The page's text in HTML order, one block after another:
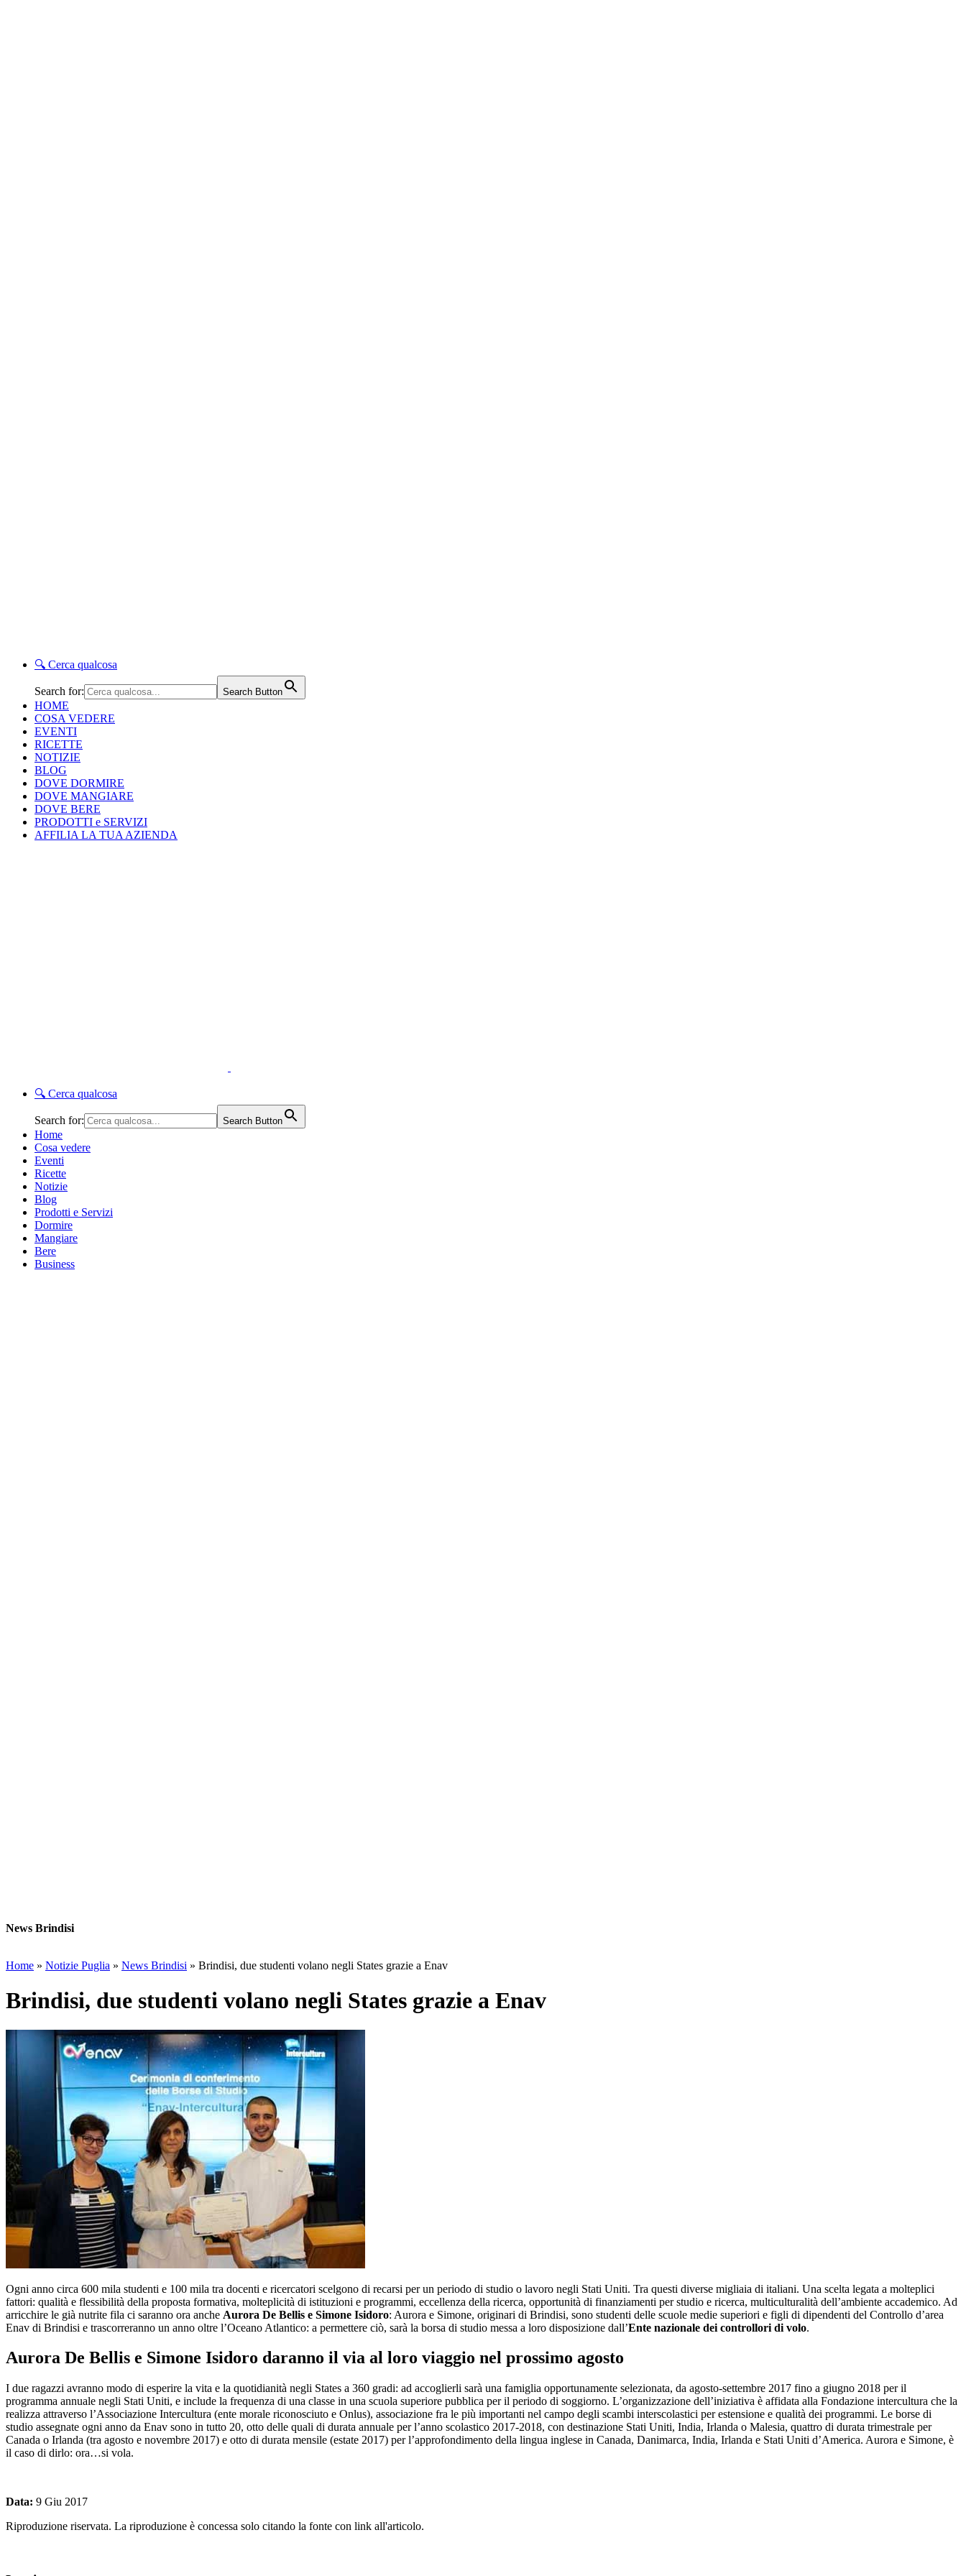
🔍 Cerca qualcosa
Search for: Search Button
HOME
COSA VEDERE
EVENTI
RICETTE
NOTIZIE
BLOG
DOVE DORMIRE
DOVE MANGIARE
DOVE BERE
PRODOTTI e SERVIZI
AFFILIA LA TUA AZIENDA
🔍 Cerca qualcosa
Search for: Search Button
Home
Cosa vedere
Eventi
Ricette
Notizie
Blog
Prodotti e Servizi
Dormire
Mangiare
Bere
Business
News Brindisi
Home » Notizie Puglia » News Brindisi » Brindisi, due studenti volano negli States grazie a Enav
Brindisi, due studenti volano negli States grazie a Enav
Ogni anno circa 600 mila studenti e 100 mila tra docenti e ricercatori scelgono di recarsi per un periodo di studio o lavoro negli Stati Uniti. Tra questi diverse migliaia di italiani. Una scelta legata a molteplici
fattori: qualità e flessibilità della proposta formativa, molteplicità di istituzioni e programmi, eccellenza della ricerca, opportunità di finanziamenti per studio e ricerca, multiculturalità dell’ambiente accademico. Ad
arricchire le già nutrite fila ci saranno ora anche Aurora De Bellis e Simone Isidoro: Aurora e Simone, originari di Brindisi, sono studenti delle scuole medie superiori e figli di dipendenti del Controllo d’area
Enav di Brindisi e trascorreranno un anno oltre l’Oceano Atlantico: a permettere ciò, sarà la borsa di studio messa a loro disposizione dall’Ente nazionale dei controllori di volo.
Aurora De Bellis e Simone Isidoro daranno il via al loro viaggio nel prossimo agosto
I due ragazzi avranno modo di esperire la vita e la quotidianità negli States a 360 gradi: ad accoglierli sarà una famiglia opportunamente selezionata, da agosto-settembre 2017 fino a giugno 2018 per il
programma annuale negli Stati Uniti, e include la frequenza di una classe in una scuola superiore pubblica per il periodo di soggiorno. L’organizzazione dell’iniziativa è affidata alla Fondazione intercultura che la
realizza attraverso l’Associazione Intercultura (ente morale riconosciuto e Onlus), associazione fra le più importanti nel campo degli scambi interscolastici per estensione e qualità dei programmi. Le borse di
studio assegnate ogni anno da Enav sono in tutto 20, otto delle quali di durata annuale per l’anno scolastico 2017-2018, con destinazione Stati Uniti, India, Irlanda o Malesia, quattro di durata trimestrale per
Canada o Irlanda (tra agosto e novembre 2017) e otto di durata mensile (estate 2017) per l’approfondimento della lingua inglese in Canada, Danimarca, India, Irlanda e Stati Uniti d’America. Aurora e Simone, è
il caso di dirlo: ora…si vola.
Data: 9 Giu 2017
Riproduzione riservata. La riproduzione è concessa solo citando la fonte con link all'articolo.